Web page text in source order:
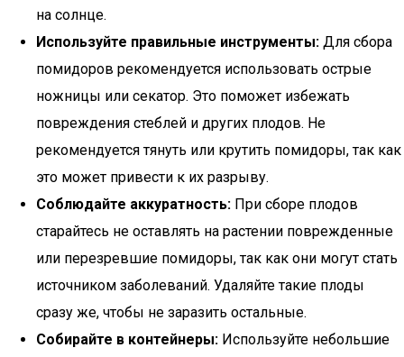
на солнце.
Используйте правильные инструменты: Для сбора
помидоров рекомендуется использовать острые
ножницы или секатор. Это поможет избежать
повреждения стеблей и других плодов. Не
рекомендуется тянуть или крутить помидоры, так как
это может привести к их разрыву.
Соблюдайте аккуратность: При сборе плодов
старайтесь не оставлять на растении поврежденные
или перезревшие помидоры, так как они могут стать
источником заболеваний. Удаляйте такие плоды
сразу же, чтобы не заразить остальные.
Собирайте в контейнеры: Используйте небольшие